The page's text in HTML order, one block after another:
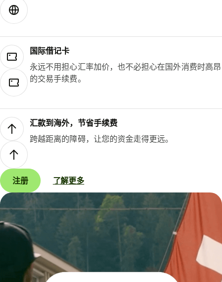
国际借记卡
永远不用担心汇率加价，也不必担心在国外消费时高昂
的交易手续费。
汇款到海外，节省手续费
跨越距离的障碍，让您的资金走得更远。
注册 了解更多